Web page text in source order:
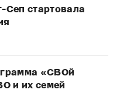
стартовала
«СВОй
и их семей